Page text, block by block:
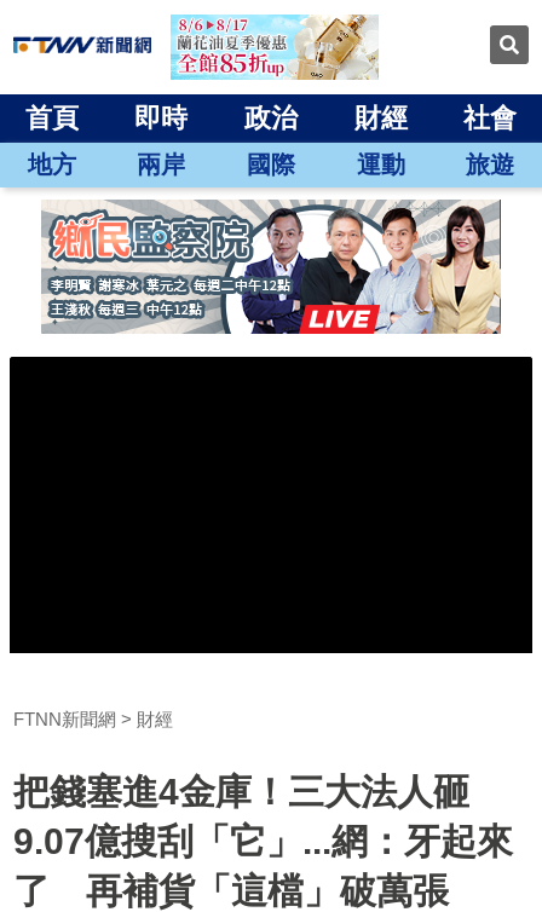
首頁 即時 政治 財經 社會
地方 兩岸 國際 運動 旅遊
FTNN新聞網 財經
把錢塞進4金庫！三大法人砸
9.07億搜刮「它」...網：牙起來
了 再補貨「這檔」破萬張